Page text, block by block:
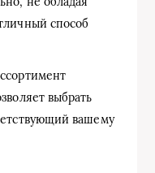
способ
выбрать
вашему